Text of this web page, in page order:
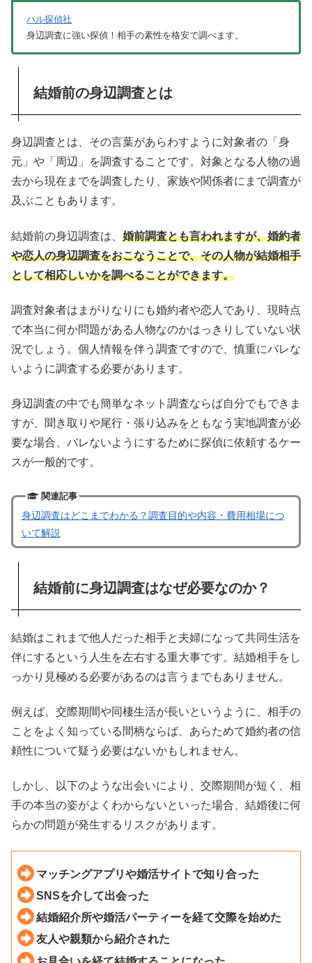
ハル探偵社
身辺調査に強い探偵！相手の素性を格安で調べます。
結婚前の身辺調査とは
身辺調査とは、その言葉があらわすように対象者の「身
元」や「周辺」を調査することです。対象となる人物の過
去から現在までを調査したり、家族や関係者にまで調査が
及ぶこともあります。
結婚前の身辺調査は、 婚前調査とも言われますが、婚約者
や恋人の身辺調査をおこなうことで、その人物が結婚相手
として相応しいかを調べることができます。
調査対象者はまがりなりにも婚約者や恋人であり、現時点
で本当に何か問題がある人物なのかはっきりしていない状
況でしょう。個人情報を伴う調査ですので、慎重にバレな
いように調査する必要があります。
身辺調査の中でも簡単なネット調査ならば自分でもできま
すが、聞き取りや尾行・張り込みをともなう実地調査が必
要な場合、バレないようにするために探偵に依頼するケー
スが一般的です。
関連記事
身辺調査はどこまでわかる？調査目的や内容・費用相場につ
いて解説
結婚前に身辺調査はなぜ必要なのか？
結婚はこれまで他人だった相手と夫婦になって共同生活を
伴にするという人生を左右する重大事です。結婚相手をし
っかり見極める必要があるのは言うまでもありません。
例えば、交際期間や同棲生活が長いというように、相手の
ことをよく知っている間柄ならば、あらためて婚約者の信
頼性について疑う必要はないかもしれません。
しかし、以下のような出会いにより、交際期間が短く、相
手の本当の姿がよくわからないといった場合、結婚後に何
らかの問題が発生するリスクがあります。
マッチングアプリや婚活サイトで知り合った
SNSを介して出会った
結婚紹介所や婚活パーティーを経て交際を始めた
友人や親類から紹介された